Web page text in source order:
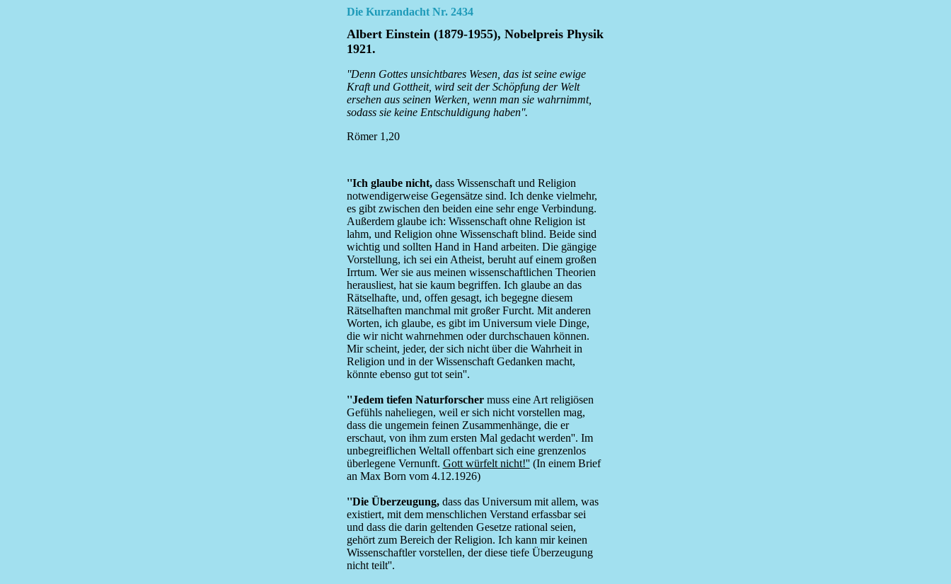
Die Kurzandacht Nr. 2434
Albert Einstein (1879-1955), Nobelpreis Physik
1921.
''Denn Gottes unsichtbares Wesen, das ist seine ewige
Kraft und Gottheit, wird seit der Schöpfung der Welt
ersehen aus seinen Werken, wenn man sie wahrnimmt,
sodass sie keine Entschuldigung haben''.
Römer 1,20
''Ich glaube nicht,dass Wissenschaft und Religion
notwendigerweise Gegensätze sind. Ich denke vielmehr,
es gibt zwischen den beiden eine sehr enge Verbindung.
Außerdem glaube ich: Wissenschaft ohne Religion ist
lahm, und Religion ohne Wissenschaft blind. Beide sind
wichtig und sollten Hand in Hand arbeiten. Die gängige
Vorstellung, ich sei ein Atheist, beruht auf einem großen
Irrtum. Wer sie aus meinen wissenschaftlichen Theorien
herausliest, hat sie kaum begriffen. Ich glaube an das
Rätselhafte, und, offen gesagt, ich begegne diesem
Rätselhaften manchmal mit großer Furcht. Mit anderen
Worten, ich glaube, es gibt im Universum viele Dinge,
die wir nicht wahrnehmen oder durchschauen können.
Mir scheint, jeder, der sich nicht über die Wahrheit in
Religion und in der Wissenschaft Gedanken macht,
könnte ebenso gut tot sein''.
''Jedem tiefen Naturforschermuss eine Art religiösen
Gefühls naheliegen, weil er sich nicht vorstellen mag,
dass die ungemein feinen Zusammenhänge, die er
erschaut, von ihm zum ersten Mal gedacht werden''. Im
unbegreiflichen Weltall offenbart sich eine grenzenlos
überlegene Vernunft. Gott würfelt nicht!''(In einem Brief
an Max Born vom 4.12.1926)
''Die Überzeugung,dass das Universum mit allem, was
existiert, mit dem menschlichen Verstand erfassbar sei
und dass die darin geltenden Gesetze rational seien,
gehört zum Bereich der Religion. Ich kann mir keinen
Wissenschaftler vorstellen, der diese tiefe Überzeugung
nicht teilt''.